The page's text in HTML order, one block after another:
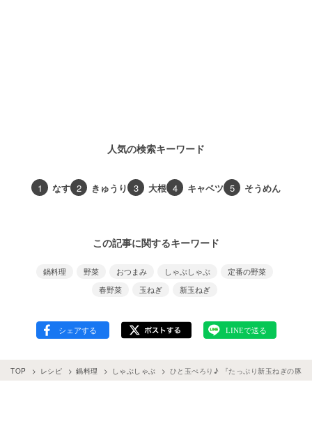
人気の検索キーワード
1 なす 2 きゅうり 3 大根 4 キャベツ 5 そうめん
この記事に関するキーワード
鍋料理 野菜 おつまみ しゃぶしゃぶ
定番の野菜
春野菜
玉ねぎ 新玉ねぎ
TOP レシピ 鍋料理 しゃぶしゃぶ ひと玉ぺろり♪ 『たっぷり新玉ねぎの豚